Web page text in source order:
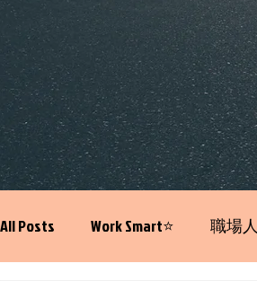
All Posts Work Smart⭐️ 職場